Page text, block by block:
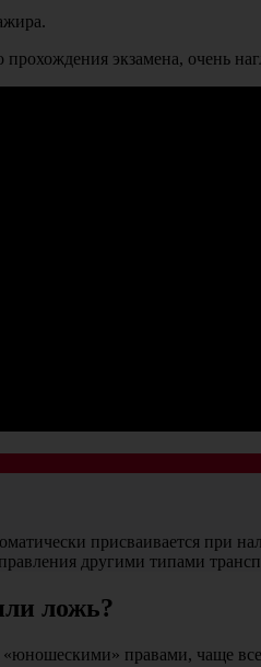
прохождения экзамена, очень
присваивается при
другими типами
ложь?
правами, чаще